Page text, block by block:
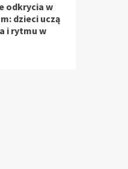
odkrycia w
dzieci uczą
i rytmu w